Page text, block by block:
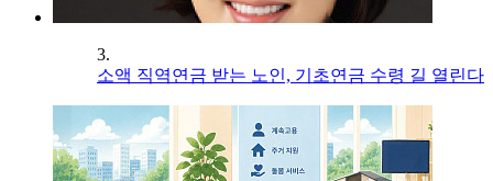
3.
소액 직역연금 받는 노인, 기초연금 수령 길 열린다